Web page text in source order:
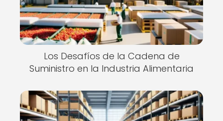
Los Desafíos de la Cadena de
Suministro en la Industria Alimentaria